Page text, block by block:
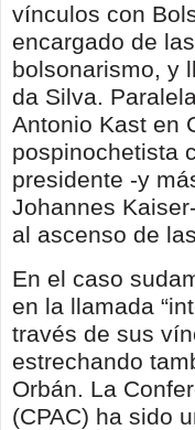
vínculos con
encargado de
bolsonarismo, y
da Silva.
Antonio Kast en
pospinochetista
presidente -y
Johannes
al ascenso de
En el caso
en la llamada
través de sus
estrechando
Orbán. La
(CPAC) ha sido